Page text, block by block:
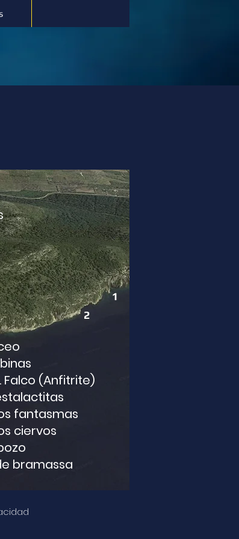
1
2
Falco (Anfitrite)
fantasmas
ciervos
bramassa